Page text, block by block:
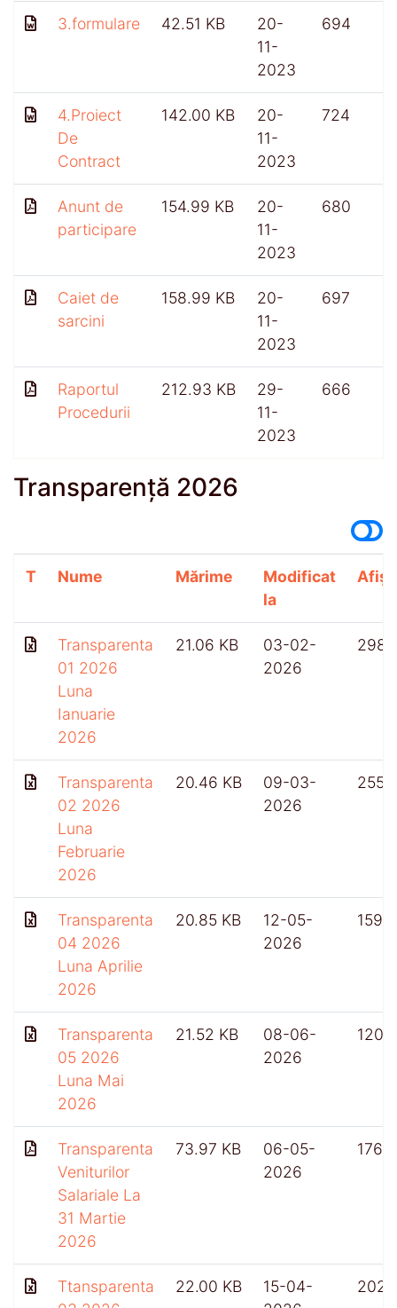
3.formulare 42.51 KB
20-
11-
2023
694
4.Proiect
De
Contract
142.00 KB
20-
11-
2023
724
Anunt de
participare
154.99 KB
20-
11-
2023
680
Caiet de
sarcini
158.99 KB
20-
11-
2023
697
Raportul
Procedurii
212.93 KB
29-
11-
2023
666
Transparență 2026
T Nume Mărime
Modificat
la
Transparenta
01 2026
Luna
Ianuarie
2026
21.06 KB
03-02-
2026
298
Transparenta
02 2026
Luna
Februarie
2026
20.46 KB
09-03-
2026
255
Transparenta
04 2026
Luna Aprilie
2026
20.85 KB
12-05-
2026
159
Transparenta
05 2026
Luna Mai
2026
21.52 KB
08-06-
2026
120
Transparenta
Veniturilor
Salariale La
31 Martie
2026
73.97 KB
06-05-
2026
176
Ttansparenta
22.00 KB
15-04-
202